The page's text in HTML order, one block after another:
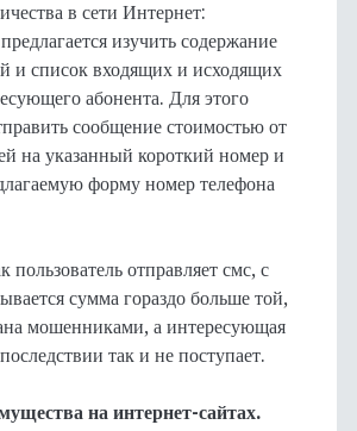
в сети Интернет:
изучить содержание
и список входящих и исходящих
абонента. Для этого
сообщение стоимостью от
на указанный короткий номер и
форму номер телефона
пользователь отправляет смс, с
сумма гораздо больше той,
мошенниками, а интересующая
так и не поступает.
на интернет-сайтах.